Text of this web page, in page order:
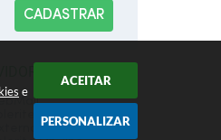
e
ACEITAR
PERSONALIZAR
CADASTRAR
On-line